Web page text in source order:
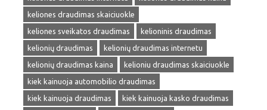
keliones draudimas skaiciuokle
keliones sveikatos draudimas
kelioninis draudimas
kelionių draudimas
kelionių draudimas internetu
kelionių draudimas kaina
kelioniu draudimas skaiciuokle
kiek kainuoja automobilio draudimas
kiek kainuoja draudimas
kiek kainuoja kasko draudimas